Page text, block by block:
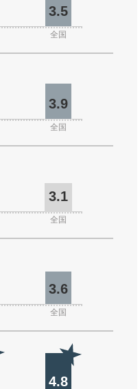
3.5
全国
3.9
全国
3.1
全国
3.6
全国
4.8